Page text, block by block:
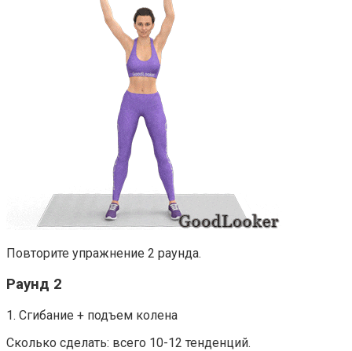
Повторите упражнение 2 раунда.
Раунд 2
1. Сгибание + подъем колена
Сколько сделать: всего 10-12 тенденций.